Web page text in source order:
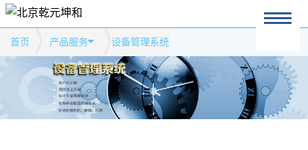
首页 产品服务 设备管理系统